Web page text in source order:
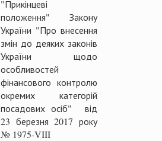
"Прикінцеві
положення" Закону
України "Про внесення
змін до деяких законів
України щодо
особливостей
фінансового контролю
окремих категорій
посадових осіб" від
23 березня 2017 року
№ 1975-VIII